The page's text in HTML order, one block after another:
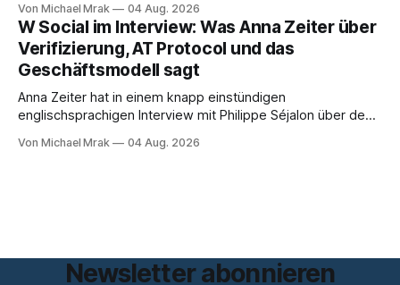
Ende eine Zusammenfassung samt Aufgabenliste. Das
funktioniert gut. Die Frage, die regelmäßig untergeht, lautet:
Wo genau liegt das Audio, wer verarbeitet es und unter
welcher Rechtsgrundlage? Es gibt
Von Michael Mrak 04 Aug. 2026
W Social im Interview: Was Anna Zeiter über
Verifizierung, AT Protocol und das
Geschäftsmodell sagt
Anna Zeiter hat in einem knapp einstündigen
englischsprachigen Interview mit Philippe Séjalon über den
über zehn Jahre Datenschutzbeauftragte bei eBay und hat
Von Michael Mrak 04 Aug. 2026
Newsletter abonnieren